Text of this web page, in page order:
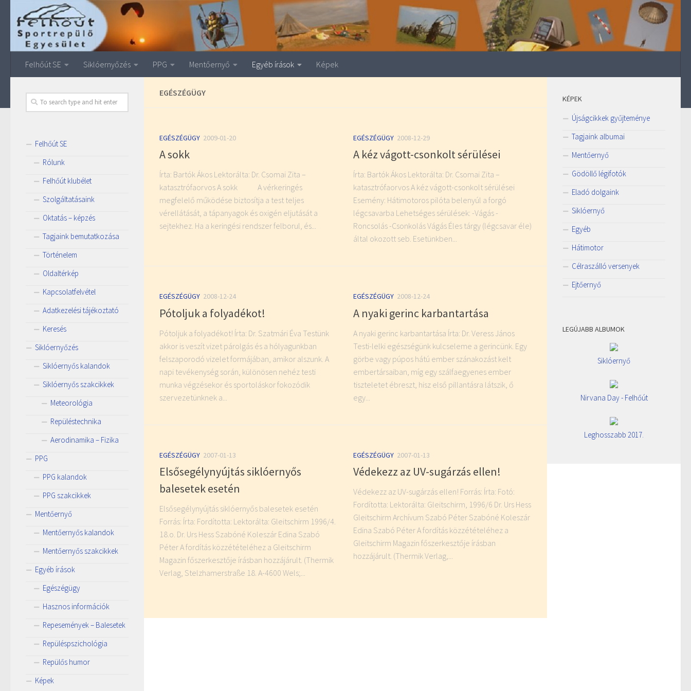
Felhőút SE Siklóernyőzés PPG Mentőernyő Egyéb írások Képek
EGÉSZÉGÜGY
EGÉSZÉGÜGY 2009-01-20
A sokk
Írta: Bartók Ákos Lektorálta: Dr. Csomai Zita –
katasztrófaorvos A sokk A vérkeringés
megfelelő működése biztosítja a test teljes
vérellátását, a tápanyagok és oxigén eljutását a
sejtekhez. Ha a keringési rendszer felborul, és...
EGÉSZÉGÜGY 2008-12-29
A kéz vágott-csonkolt sérülései
Írta: Bartók Ákos Lektorálta: Dr. Csomai Zita –
katasztrófaorvos A kéz vágott-csonkolt sérülései
Esemény: Hátimotoros pilóta belenyúl a forgó
légcsavarba Lehetséges sérülések: -Vágás -
Roncsolás -Csonkolás Vágás Éles tárgy (légcsavar éle)
által okozott seb. Esetünkben...
EGÉSZÉGÜGY 2008-12-24
Pótoljuk a folyadékot!
Pótoljuk a folyadékot! Írta: Dr. Szatmári Éva Testünk
akkor is veszít vizet párolgás és a hólyagunkban
felszaporodó vizelet formájában, amikor alszunk. A
napi tevékenység során, különösen nehéz testi
munka végzésekor és sportoláskor fokozódik
szervezetünknek a...
EGÉSZÉGÜGY 2008-12-24
A nyaki gerinc karbantartása
A nyaki gerinc karbantartása Írta: Dr. Veress János
Testi-lelki egészségünk kulcseleme a gerincünk. Egy
görbe vagy púpos hátú ember szánakozást kelt
embertársaiban, míg egy szálfaegyenes ember
tiszteletet ébreszt, hisz első pillantásra látszik, ő
egy...
EGÉSZÉGÜGY 2007-01-13
Elsősegélynyújtás siklóernyős
balesetek esetén
Elsősegélynyújtás siklóernyős balesetek esetén
Forrás: Írta: Fordította: Lektorálta: Gleitschirm 1996/4.
18.o. Dr. Urs Hess Szabóné Koleszár Edina Szabó
Péter A fordítás közzétételéhez a Gleitschirm
Magazin főszerkesztője írásban hozzájárult. (Thermik
Verlag, Stelzhamerstraße 18. A-4600 Wels;...
EGÉSZÉGÜGY 2007-01-13
Védekezz az UV-sugárzás ellen!
Védekezz az UV-sugárzás ellen! Forrás: Írta: Fotó:
Fordította: Lektorálta: Gleitschirm, 1996/6 Dr. Urs Hess
Gleitschirm Archívum Szabó Péter Szabóné Koleszár
Edina Szabó Péter A fordítás közzétételéhez a
Gleitschirm Magazin főszerkesztője írásban
hozzájárult. (Thermik Verlag,...
Felhőút SE
Rólunk
Felhőút klubélet
Szolgáltatásaink
Oktatás – képzés
Tagjaink bemutatkozása
Történelem
Oldaltérkép
Kapcsolatfelvétel
Adatkezelési tájékoztató
Keresés
Siklóernyőzés
Siklóernyős kalandok
Siklóernyős szakcikkek
Meteorológia
Repüléstechnika
Aerodinamika – Fizika
PPG
PPG kalandok
PPG szakcikkek
Mentőernyő
Mentőernyős kalandok
Mentőernyős szakcikkek
Egyéb írások
Egészégügy
Hasznos információk
Repesemények – Balesetek
Repüléspszichológia
Repülős humor
Képek
KÉPEK
Újságcikkek gyűjteménye
Tagjaink albumai
Mentőernyő
Gödöllő légifotók
Eladó dolgaink
Siklóernyő
Egyéb
Hátimotor
Célraszálló versenyek
Ejtőernyő
LEGÚJABB ALBUMOK
Siklóernyő
Nirvana Day - Felhőút
Leghosszabb 2017.